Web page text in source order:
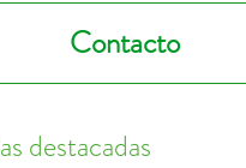
Contacto
destacadas